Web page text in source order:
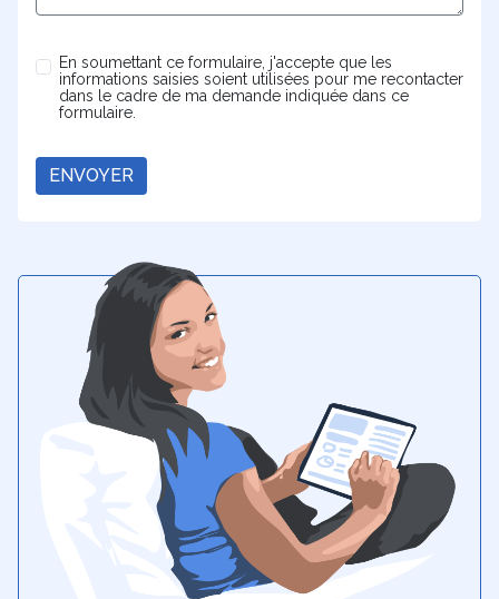
En soumettant ce formulaire, j'accepte que les
informations saisies soient utilisées pour me recontacter
dans le cadre de ma demande indiquée dans ce
formulaire.
ENVOYER